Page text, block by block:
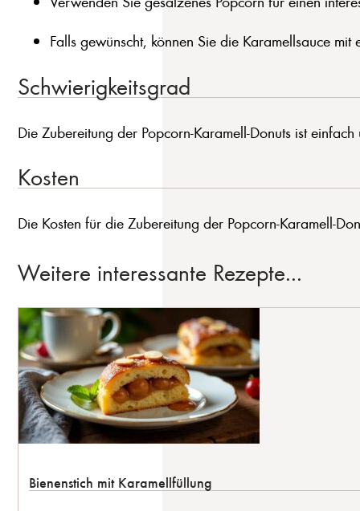
Falls gewünscht, können Sie die Karamellsauce
Schwierigkeitsgrad
Die Zubereitung der Popcorn-Karamell-Donuts ist
Kosten
Die Kosten für die Zubereitung der Popcorn-Karamell-
Weitere interessante Rezepte...
Bienenstich mit Karamellfüllung